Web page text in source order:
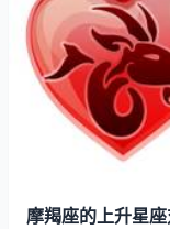
2023年是一个“金
富和幸福的象征。
是一个“壬辰年”
文化中最为祥瑞
二、结婚黄金期
摩羯座的上升星